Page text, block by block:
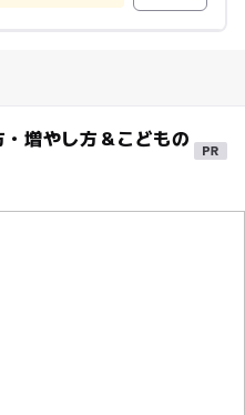
増やし方＆こどもの